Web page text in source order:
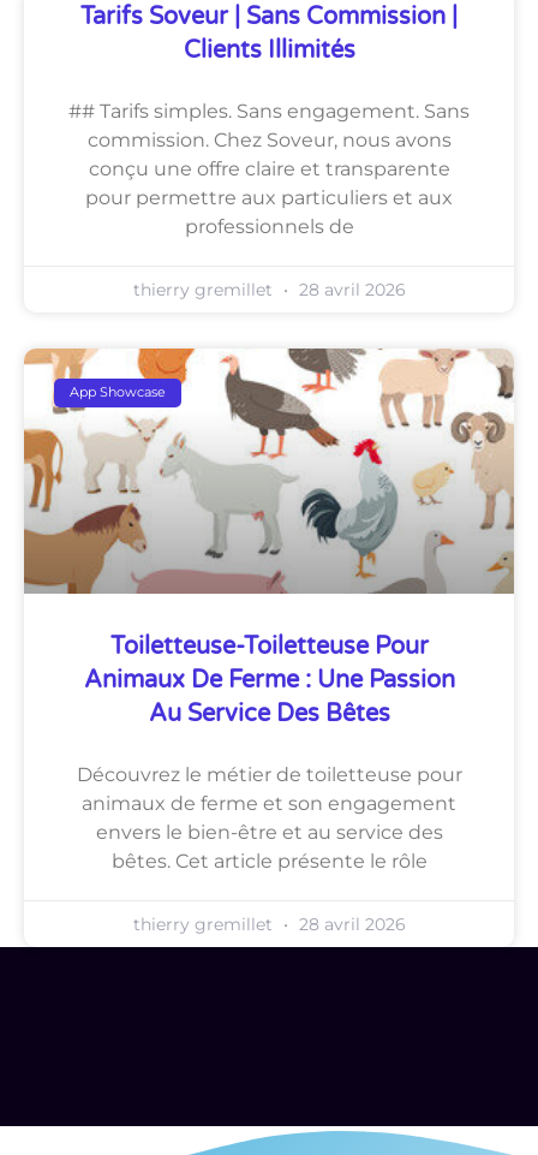
Tarifs Soveur | Sans Commission |
Clients Illimités
## Tarifs simples. Sans engagement. Sans
commission. Chez Soveur, nous avons
conçu une offre claire et transparente
pour permettre aux particuliers et aux
professionnels de
thierry gremillet 28 avril 2026
App Showcase
Toiletteuse-Toiletteuse Pour
Animaux De Ferme : Une Passion
Au Service Des Bêtes
Découvrez le métier de toiletteuse pour
animaux de ferme et son engagement
envers le bien-être et au service des
bêtes. Cet article présente le rôle
thierry gremillet 28 avril 2026